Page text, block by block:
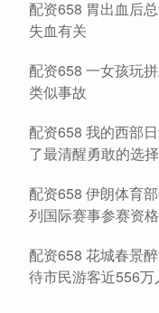
配资658 胃出血后
失血有关
配资658 一女孩玩
类似事故
配资658 我的西部
了最清醒勇敢的选择
配资658 伊朗体育
列国际赛事参赛资格
配资658 花城春景
待市民游客近556万